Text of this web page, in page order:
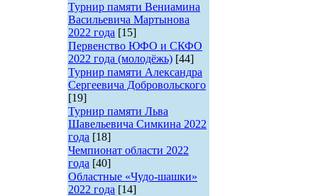
Турнир памяти Вениамина
Васильевича Мартынова
2022 года [15]
Первенство ЮФО и СКФО
2022 года (молодёжь) [44]
Турнир памяти Александра
Сергеевича Добровольского
[19]
Турнир памяти Льва
Шавельевича Симкина 2022
года [18]
Чемпионат области 2022
года [40]
Областные «Чудо-шашки»
2022 года [14]